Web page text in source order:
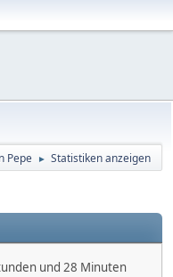
Pepe ► Statistiken anzeigen
und 28 Minuten